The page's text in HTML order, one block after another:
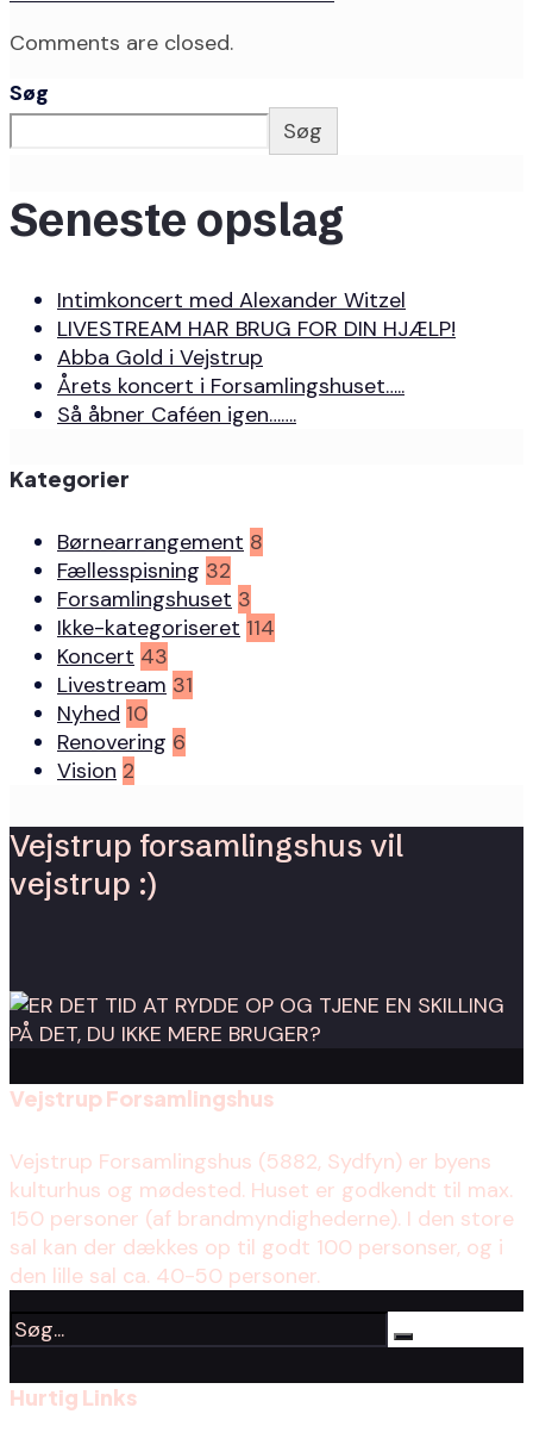
Comments are closed.
Søg
Søg
Seneste opslag
Intimkoncert med Alexander Witzel
LIVESTREAM HAR BRUG FOR DIN HJÆLP!
Abba Gold i Vejstrup
Årets koncert i Forsamlingshuset…..
Så åbner Caféen igen…….
Kategorier
Børnearrangement 8
Fællesspisning 32
Forsamlingshuset 3
Ikke-kategoriseret 114
Koncert 43
Livestream 31
Nyhed 10
Renovering 6
Vision 2
Vejstrup forsamlingshus vil
vejstrup :)
Vejstrup Forsamlingshus
Vejstrup Forsamlingshus (5882, Sydfyn) er byens
kulturhus og mødested. Huset er godkendt til max.
150 personer (af brandmyndighederne). I den store
sal kan der dækkes op til godt 100 personser, og i
den lille sal ca. 40-50 personer.
Hurtig Links